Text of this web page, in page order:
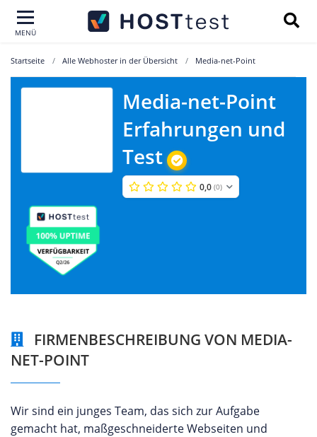
MENÜ
Startseite Alle Webhoster in der Übersicht Media-net-Point
Media-net-Point
Erfahrungen und
Test
0,0 (0)
FIRMENBESCHREIBUNG VON MEDIA-
NET-POINT
Wir sind ein junges Team, das sich zur Aufgabe
gemacht hat, maßgeschneiderte Webseiten und